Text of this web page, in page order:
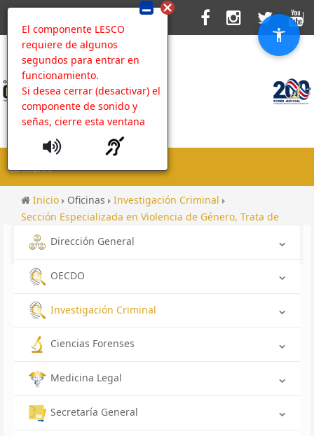
El componente LESCO
requiere de algunos
segundos para entrar en
funcionamiento.
Si desea cerrar (desactivar) el
componente de sonido y
señas, cierre esta ventana
MENU
Inicio Oficinas
Investigación Criminal
Sección Especializada en Violencia de Género, Trata de
Personas y Tráfico Ilícito de Migrantes
Contenido
Dirección General
OECDO
Investigación Criminal
Ciencias Forenses
Medicina Legal
Secretaría General